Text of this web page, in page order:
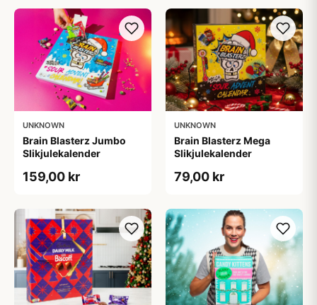
UNKNOWN
Brain Blasterz Jumbo
Slikjulekalender
159,00 kr
UNKNOWN
Brain Blasterz Mega
Slikjulekalender
79,00 kr